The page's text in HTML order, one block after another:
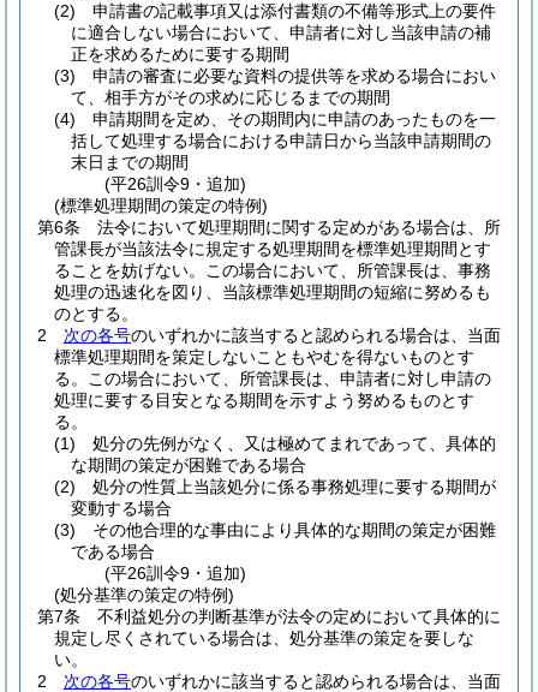
(2)
申請書の記載事項又は添付書類の不備等形式上の要件
に適合しない場合において、申請者に対し当該申請の補
正を求めるために要する期間
(3)
申請の審査に必要な資料の提供等を求める場合におい
て、相手方がその求めに応じるまでの期間
(4)
申請期間を定め、その期間内に申請のあったものを一
括して処理する場合における申請日から当該申請期間の
末日までの期間
(平26訓令9・追加)
(標準処理期間の策定の特例)
第6条
法令において処理期間に関する定めがある場合は、所
管課長が当該法令に規定する処理期間を標準処理期間とす
ることを妨げない。
この場合において、所管課長は、事務
処理の迅速化を図り、当該標準処理期間の短縮に努めるも
のとする。
2
次の各号のいずれかに該当すると認められる場合は、当面
標準処理期間を策定しないこともやむを得ないものとす
る。
この場合において、所管課長は、申請者に対し申請の
処理に要する目安となる期間を示すよう努めるものとす
る。
(1)
処分の先例がなく、又は極めてまれであって、具体的
な期間の策定が困難である場合
(2)
処分の性質上当該処分に係る事務処理に要する期間が
変動する場合
(3)
その他合理的な事由により具体的な期間の策定が困難
である場合
(平26訓令9・追加)
(処分基準の策定の特例)
第7条
不利益処分の判断基準が法令の定めにおいて具体的に
規定し尽くされている場合は、処分基準の策定を要しな
い。
2
次の各号のいずれかに該当すると認められる場合は、当面